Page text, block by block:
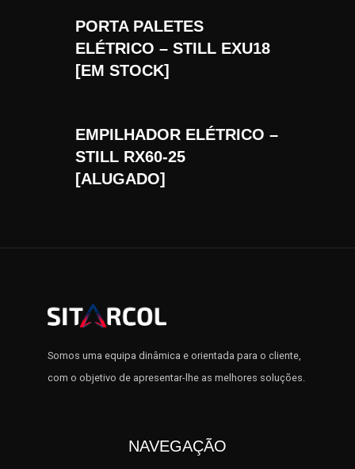
PORTA PALETES
ELÉTRICO – STILL EXU18
[EM STOCK]
EMPILHADOR ELÉTRICO –
STILL RX60-25
[ALUGADO]
Somos uma equipa dinâmica e orientada para o cliente,
com o objetivo de apresentar-lhe as melhores soluções.
NAVEGAÇÃO